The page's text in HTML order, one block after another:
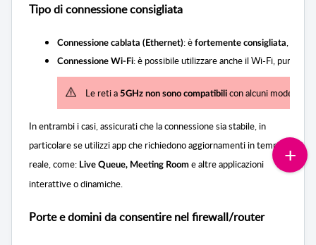
Tipo di connessione consigliata
Connessione cablata (Ethernet): è fortemente consigliata
Connessione Wi-Fi: è possibile utilizzare anche il Wi-Fi, purché
Le reti a 5GHz non sono compatibili con alcuni modelli di
In entrambi i casi, assicurati che la connessione sia stabile, in
particolare se utilizzi app che richiedono aggiornamenti in tempo
reale, come: Live Queue, Meeting Room e altre applicazioni
interattive o dinamiche.
Porte e domini da consentire nel firewall/router